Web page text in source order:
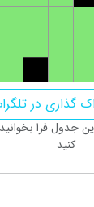
گذاری در
جدول فرا
کنید